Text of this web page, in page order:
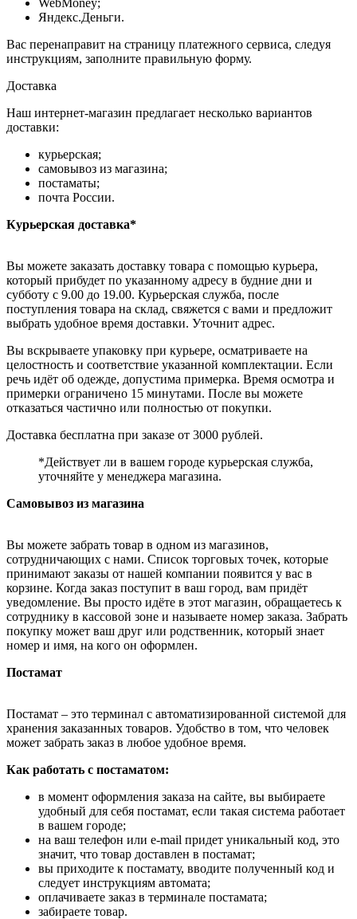
Яндекс.Деньги.
Вас перенаправит на страницу платежного сервиса, следуя
инструкциям, заполните правильную форму.
Доставка
Наш интернет-магазин предлагает несколько вариантов
доставки:
курьерская;
самовывоз из магазина;
постаматы;
почта России.
Курьерская доставка*
Вы можете заказать доставку товара с помощью курьера,
который прибудет по указанному адресу в будние дни и
субботу с 9.00 до 19.00. Курьерская служба, после
поступления товара на склад, свяжется с вами и предложит
выбрать удобное время доставки. Уточнит адрес.
Вы вскрываете упаковку при курьере, осматриваете на
целостность и соответствие указанной комплектации. Если
речь идёт об одежде, допустима примерка. Время осмотра и
примерки ограничено 15 минутами. После вы можете
отказаться частично или полностью от покупки.
Доставка бесплатна при заказе от 3000 рублей.
*Действует ли в вашем городе курьерская служба,
уточняйте у менеджера магазина.
Самовывоз из магазина
Вы можете забрать товар в одном из магазинов,
сотрудничающих с нами. Список торговых точек, которые
принимают заказы от нашей компании появится у вас в
корзине. Когда заказ поступит в ваш город, вам придёт
уведомление. Вы просто идёте в этот магазин, обращаетесь к
сотруднику в кассовой зоне и называете номер заказа. Забрать
покупку может ваш друг или родственник, который знает
номер и имя, на кого он оформлен.
Постамат
Постамат – это терминал с автоматизированной системой для
хранения заказанных товаров. Удобство в том, что человек
может забрать заказ в любое удобное время.
Как работать с постаматом:
в момент оформления заказа на сайте, вы выбираете
удобный для себя постамат, если такая система работает
в вашем городе;
на ваш телефон или e-mail придет уникальный код, это
значит, что товар доставлен в постамат;
вы приходите к постамату, вводите полученный код и
следует инструкциям автомата;
оплачиваете заказ в терминале постамата;
забираете товар.